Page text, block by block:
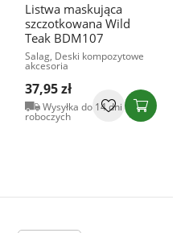
Listwa maskująca
szczotkowana Wild
Teak BDM107
Salag, Deski kompozytowe
akcesoria
37,95 zł
Wysyłka do 14 dni
roboczych